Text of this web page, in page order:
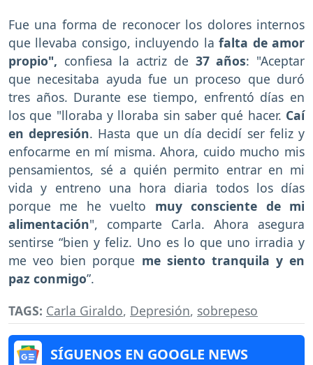
Fue una forma de reconocer los dolores internos
que llevaba consigo, incluyendo lafalta de amor
propio", confiesa la actriz de 37 años: "Aceptar
que necesitaba ayuda fue un proceso que duró
tres años. Durante ese tiempo, enfrentó días en
los que "lloraba y lloraba sin saber qué hacer. Caí
en depresión. Hasta que un día decidí ser feliz y
enfocarme en mí misma. Ahora, cuido mucho mis
pensamientos, sé a quién permito entrar en mi
vida y entreno una hora diaria todos los días
porque me he vuelto muy consciente de mi
alimentación", comparte Carla. Ahora asegura
sentirse “bien y feliz. Uno es lo que uno irradia y
me veo bien porque me siento tranquila y en
paz conmigo”.
TAGS: Carla Giraldo, Depresión, sobrepeso
SÍGUENOS EN GOOGLE NEWS